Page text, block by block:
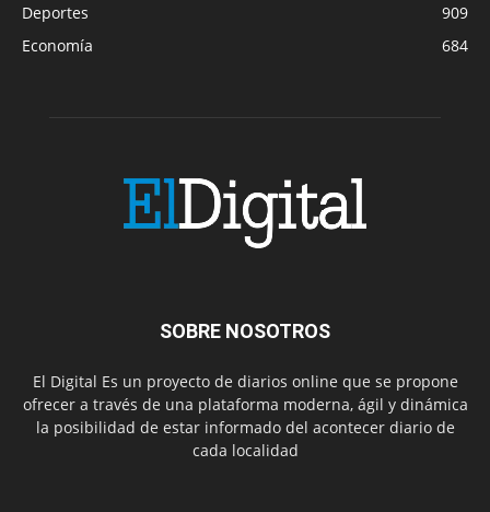
Deportes
909
Economía
684
SOBRE NOSOTROS
El Digital Es un proyecto de diarios online que se propone
ofrecer a través de una plataforma moderna, ágil y dinámica
la posibilidad de estar informado del acontecer diario de
cada localidad